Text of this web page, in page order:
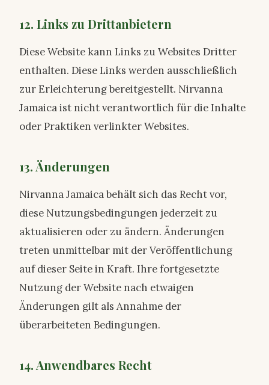
12. Links zu Drittanbietern
Diese Website kann Links zu Websites Dritter
enthalten. Diese Links werden ausschließlich
zur Erleichterung bereitgestellt. Nirvanna
Jamaica ist nicht verantwortlich für die Inhalte
oder Praktiken verlinkter Websites.
13. Änderungen
Nirvanna Jamaica behält sich das Recht vor,
diese Nutzungsbedingungen jederzeit zu
aktualisieren oder zu ändern. Änderungen
treten unmittelbar mit der Veröffentlichung
auf dieser Seite in Kraft. Ihre fortgesetzte
Nutzung der Website nach etwaigen
Änderungen gilt als Annahme der
überarbeiteten Bedingungen.
14. Anwendbares Recht